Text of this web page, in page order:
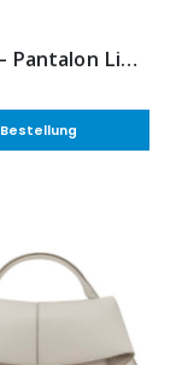
Sorella – Pantalon Lin Élégant
Bestellung